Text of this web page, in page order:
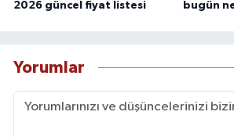
2026 güncel fiyat listesi bugün
Yorumlar